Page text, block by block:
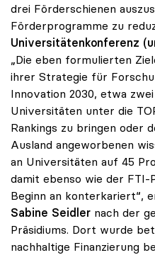
drei Förderschienen
Förderprogramme zu
Universitätenkonferenz
„Die eben formulierten
ihrer Strategie für
Innovation 2030, etwa
Universitäten unter die
Rankings zu bringen oder
Ausland angeworbenen
an Universitäten auf 45
damit ebenso wie der FTI-
Beginn an konterkariert“,
Sabine Seidler nach der
Präsidiums. Dort wurde
nachhaltige Finanzierung